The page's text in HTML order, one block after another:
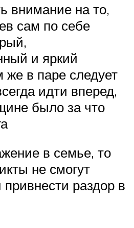
внимание на то,
сам по себе
и яркий
же в паре следует
идти вперед,
было за что
в семье, то
не смогут
раздор в